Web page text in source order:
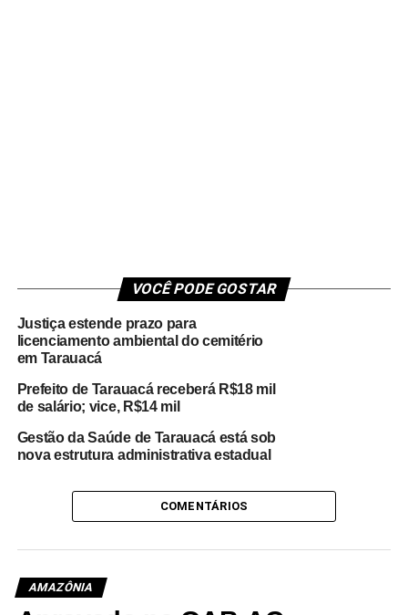
VOCÊ PODE GOSTAR
Justiça estende prazo para
licenciamento ambiental do cemitério
em Tarauacá
Prefeito de Tarauacá receberá R$18 mil
de salário; vice, R$14 mil
Gestão da Saúde de Tarauacá está sob
nova estrutura administrativa estadual
COMENTÁRIOS
AMAZÔNIA